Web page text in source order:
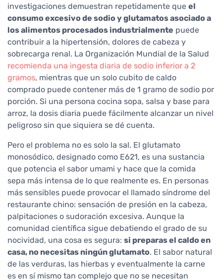
investigaciones demuestran repetidamente que el
consumo excesivo de sodio y glutamatos asociado a
los alimentos procesados industrialmente puede
contribuir a la hipertensión, dolores de cabeza y
sobrecarga renal. La Organización Mundial de la Salud
recomienda una ingesta diaria de sodio inferior a 2
gramos, mientras que un solo cubito de caldo
comprado puede contener más de 1 gramo de sodio por
porción. Si una persona cocina sopa, salsa y base para
arroz, la dosis diaria puede fácilmente alcanzar un nivel
peligroso sin que siquiera se dé cuenta.
Pero el problema no es solo la sal. El glutamato
monosódico, designado como E621, es una sustancia
que potencia el sabor umami y hace que la comida
sepa más intensa de lo que realmente es. En personas
más sensibles puede provocar el llamado síndrome del
restaurante chino: sensación de presión en la cabeza,
palpitaciones o sudoración excesiva. Aunque la
comunidad científica sigue debatiendo el grado de su
nocividad, una cosa es segura: si preparas el caldo en
casa, no necesitas ningún glutamato. El sabor natural
de las verduras, las hierbas y eventualmente la carne
es en sí mismo tan complejo que no se necesitan